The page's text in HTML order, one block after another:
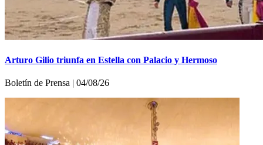
Arturo Gilio triunfa en Estella con Palacio y Hermoso
Boletí­n de Prensa | 04/08/26